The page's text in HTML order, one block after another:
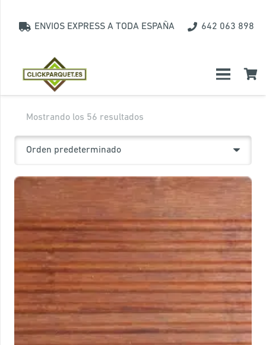
ENVIOS EXPRESS A TODA ESPAÑA 642 063 898
Mostrando los 56 resultados